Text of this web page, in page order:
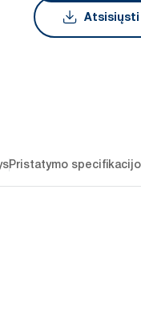
Atsisiųsti
Pristatymo